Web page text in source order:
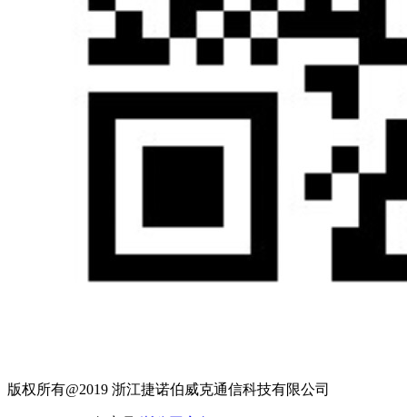
版权所有@2019 浙江捷诺伯威克通信科技有限公司